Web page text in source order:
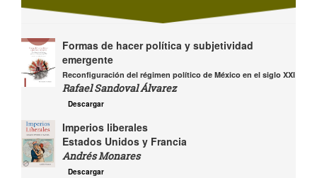
Formas de hacer política y subjetividad
emergente
Reconfiguración del régimen político de México en el siglo XXI
Rafael Sandoval Álvarez
Descargar
Imperios liberales
Estados Unidos y Francia
Andrés Monares
Descargar